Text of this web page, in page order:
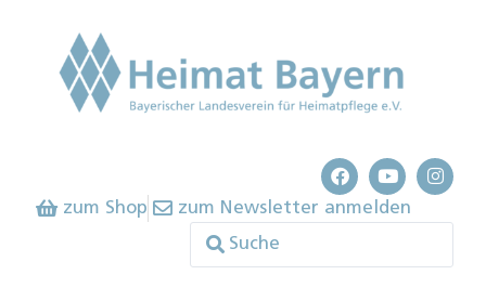
zum Shop zum Newsletter anmelden